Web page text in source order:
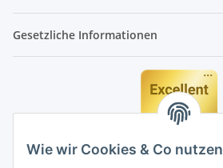
Wie wir Cookies & Co nutzen
Gesetzliche Informationen